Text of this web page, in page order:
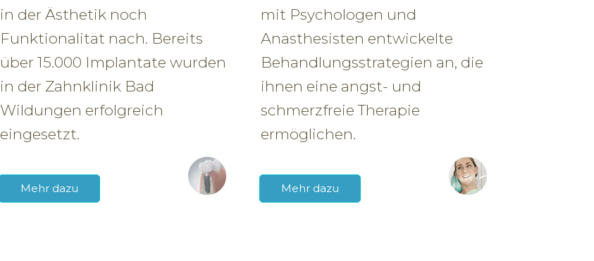
in der Ästhetik noch
Funktionalität nach. Bereits
über 15.000 Implantate wurden
in der Zahnklinik Bad
Wildungen erfolgreich
eingesetzt.
Mehr dazu
mit Psychologen und
Anästhesisten entwickelte
Behandlungsstrategien an, die
ihnen eine angst- und
schmerzfreie Therapie
ermöglichen.
Mehr dazu